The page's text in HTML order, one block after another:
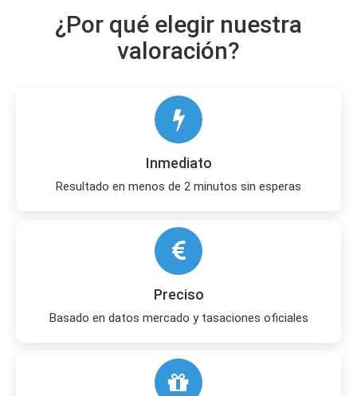
¿Por qué elegir nuestra
valoración?
Inmediato
Resultado en menos de 2 minutos sin esperas
Preciso
Basado en datos mercado y tasaciones oficiales